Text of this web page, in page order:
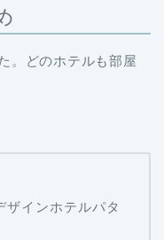
。どのホテルも部屋
ザインホテルパタ